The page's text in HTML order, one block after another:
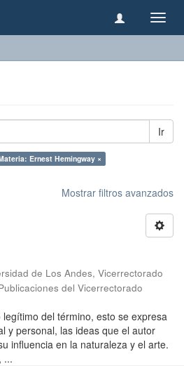
Ir
Ernest Hemingway ×
Mostrar filtros avanzados
de Los Andes, Vicerrectorado
del Vicerrectorado
del término, esto se expresa
y personal, las ideas que el autor
influencia en la naturaleza y el arte.
...